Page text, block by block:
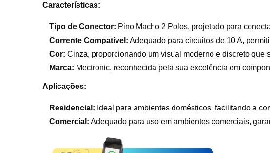
Características:
Tipo de Conector: Pino Macho 2 Polos, projetado para
Corrente Compatível: Adequado para circuitos de 10 A,
Cor: Cinza, proporcionando um visual moderno e discreto que
Marca: Mectronic, reconhecida pela sua excelência em
Aplicações:
Residencial: Ideal para ambientes domésticos, facilitando a
Comercial: Adequado para uso em ambientes comerciais,